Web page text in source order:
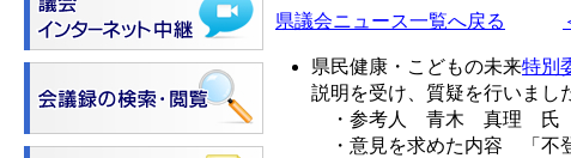
県議会ニュース一覧へ戻る
県民健康・こどもの未来特別
説明を受け、質疑を行いまし
・参考人 青木 真理 氏（
・意見を求めた内容 「不